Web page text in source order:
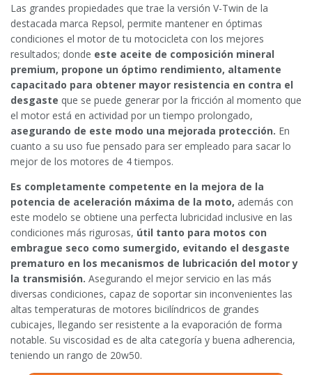
Las grandes propiedades que trae la versión V-Twin de la
destacada marca Repsol, permite mantener en óptimas
condiciones el motor de tu motocicleta con los mejores
resultados; donde este aceite de composición mineral
premium, propone un óptimo rendimiento, altamente
capacitado para obtener mayor resistencia en contra el
desgaste que se puede generar por la fricción al momento que
el motor está en actividad por un tiempo prolongado,
asegurando de este modo una mejorada protección. En
cuanto a su uso fue pensado para ser empleado para sacar lo
mejor de los motores de 4 tiempos.
Es completamente competente en la mejora de la
potencia de aceleración máxima de la moto, además con
este modelo se obtiene una perfecta lubricidad inclusive en las
condiciones más rigurosas, útil tanto para motos con
embrague seco como sumergido, evitando el desgaste
prematuro en los mecanismos de lubricación del motor y
la transmisión. Asegurando el mejor servicio en las más
diversas condiciones, capaz de soportar sin inconvenientes las
altas temperaturas de motores bicilíndricos de grandes
cubicajes, llegando ser resistente a la evaporación de forma
notable. Su viscosidad es de alta categoría y buena adherencia,
teniendo un rango de 20w50.